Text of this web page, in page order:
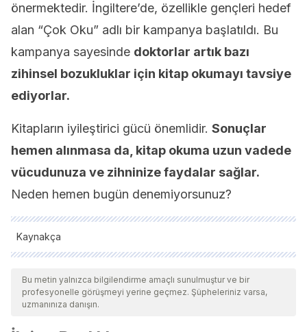
önermektedir. İngiltere’de, özellikle gençleri hedef
alan “Çok Oku” adlı bir kampanya başlatıldı. Bu
kampanya sayesinde doktorlar artık bazı
zihinsel bozukluklar için kitap okumayı tavsiye
ediyorlar.
Kitapların iyileştirici gücü önemlidir. Sonuçlar
hemen alınmasa da, kitap okuma uzun vadede
vücudunuza ve zihninize faydalar sağlar.
Neden hemen bugün denemiyorsunuz?
Kaynakça
Tüm alıntı yapılan kaynaklar, kalitelerini, güvenilirliklerini,
güncelliklerini ve geçerliliklerini sağlamak için ekibimiz
tarafından derinlemesine incelendi. Bu makalenin bibliyografisi
Bu metin yalnızca bilgilendirme amaçlı sunulmuştur ve bir
profesyonelle görüşmeyi yerine geçmez. Şüpheleriniz varsa,
uzmanınıza danışın.